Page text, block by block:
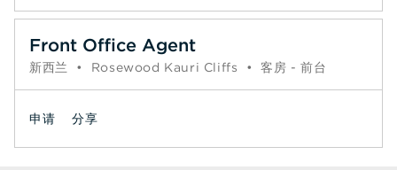
Front Office Agent
新西兰 • Rosewood Kauri Cliffs • 客房 - 前台
申请 分享